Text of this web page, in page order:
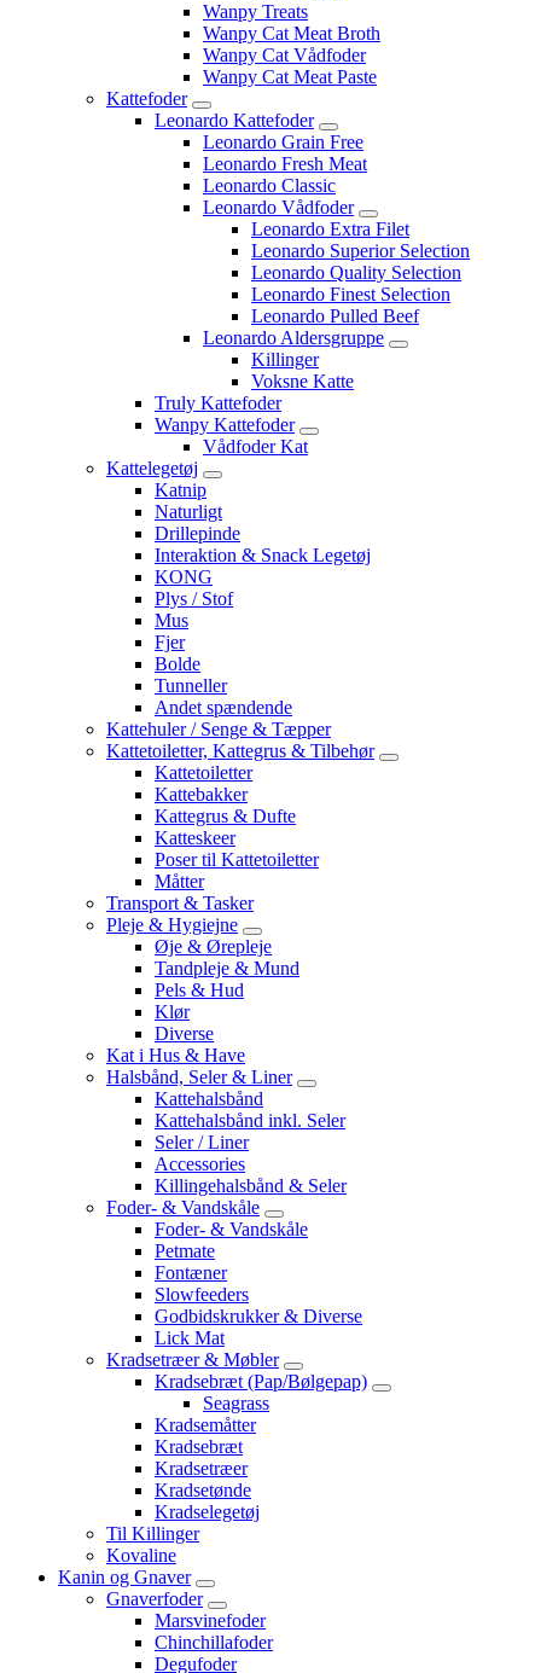
Wanpy Treats
Wanpy Cat Meat Broth
Wanpy Cat Vådfoder
Wanpy Cat Meat Paste
Kattefoder
Leonardo Kattefoder
Leonardo Grain Free
Leonardo Fresh Meat
Leonardo Classic
Leonardo Vådfoder
Leonardo Extra Filet
Leonardo Superior Selection
Leonardo Quality Selection
Leonardo Finest Selection
Leonardo Pulled Beef
Leonardo Aldersgruppe
Killinger
Voksne Katte
Truly Kattefoder
Wanpy Kattefoder
Vådfoder Kat
Kattelegetøj
Katnip
Naturligt
Drillepinde
Interaktion & Snack Legetøj
KONG
Plys / Stof
Mus
Fjer
Bolde
Tunneller
Andet spændende
Kattehuler / Senge & Tæpper
Kattetoiletter, Kattegrus & Tilbehør
Kattetoiletter
Kattebakker
Kattegrus & Dufte
Katteskeer
Poser til Kattetoiletter
Måtter
Transport & Tasker
Pleje & Hygiejne
Øje & Ørepleje
Tandpleje & Mund
Pels & Hud
Klør
Diverse
Kat i Hus & Have
Halsbånd, Seler & Liner
Kattehalsbånd
Kattehalsbånd inkl. Seler
Seler / Liner
Accessories
Killingehalsbånd & Seler
Foder- & Vandskåle
Foder- & Vandskåle
Petmate
Fontæner
Slowfeeders
Godbidskrukker & Diverse
Lick Mat
Kradsetræer & Møbler
Kradsebræt (Pap/Bølgepap)
Seagrass
Kradsemåtter
Kradsebræt
Kradsetræer
Kradsetønde
Kradselegetøj
Til Killinger
Kovaline
Kanin og Gnaver
Gnaverfoder
Marsvinefoder
Chinchillafoder
Degufoder